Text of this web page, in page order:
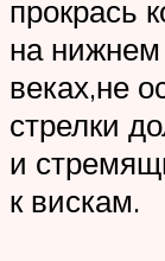
прокрась
на
веках,не
стрелки
и
к вискам.